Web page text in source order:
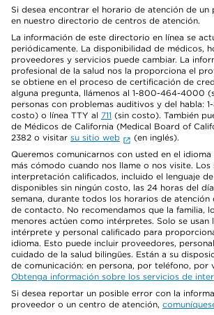
Si desea encontrar el horario de atención de un
en nuestro directorio de centros de atención.
La información de este directorio en línea se
periódicamente. La disponibilidad de médicos,
proveedores y servicios puede cambiar. La
profesional de la salud nos la proporciona el
se obtiene en el proceso de certificación de
alguna pregunta, llámenos al 1-800-464-4000
personas con problemas auditivos y del habla:
costo) o línea TTY al 711 (sin costo). También
de Médicos de California (Medical Board of
2382 o visitar su sitio web
(en inglés).
Queremos comunicarnos con usted en el idioma
más cómodo cuando nos llame o nos visite. Los
interpretación calificados, incluido el lenguaje de
disponibles sin ningún costo, las 24 horas del
semana, durante todos los horarios de
de contacto. No recomendamos que la familia,
menores actúen como intérpretes. Solo se usan
intérprete y personal calificado para
idioma. Esto puede incluir proveedores,
cuidado de la salud bilingües. Están a su
de comunicación: en persona, por teléfono, por
Obtenga información sobre los servicios de
Si desea reportar un posible error con la
proveedor o un centro de atención,